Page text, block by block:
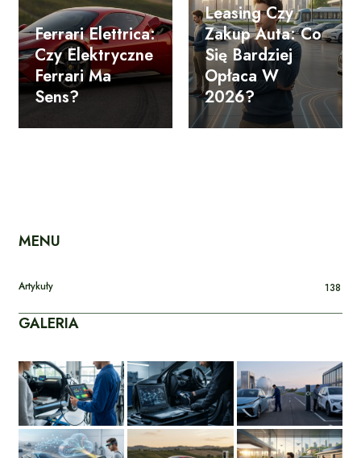
Ferrari Elettrica:
Czy Elektryczne
Ferrari Ma
Sens?
Leasing Czy
Zakup Auta: Co
Się Bardziej
Opłaca W
2026?
MENU
Artykuły 138
GALERIA